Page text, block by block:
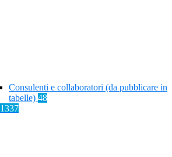
Consulenti e collaboratori (da pubblicare in
tabelle) 48
1337